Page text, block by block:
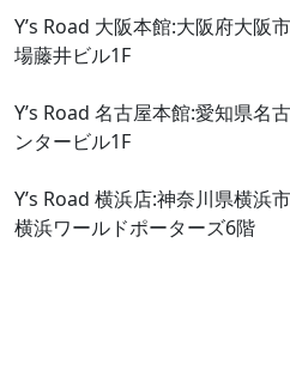
Y’s Road 大阪本館:大阪府大阪
場藤井ビル1F
Y’s Road 名古屋本館:愛知県名
ンタービル1F
Y’s Road 横浜店:神奈川県横浜
横浜ワールドポーターズ6階